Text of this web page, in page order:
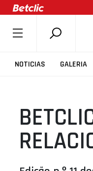
NOTICIAS GALERIA
SOBRE A
CLUBES
AGENTES